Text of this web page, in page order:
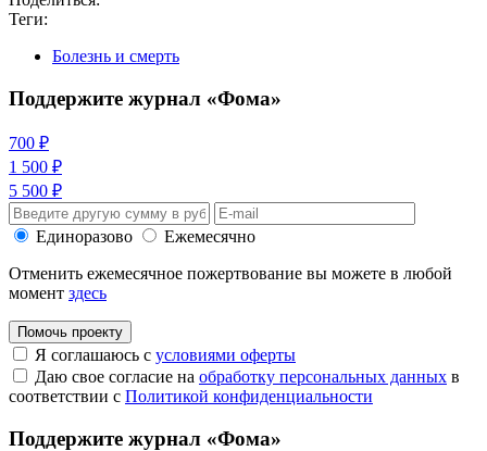
Теги:
Болезнь и смерть
Поддержите журнал «Фома»
700 ₽
1 500 ₽
5 500 ₽
Единоразово
Ежемесячно
Отменить ежемесячное пожертвование вы можете в любой
момент здесь
Помочь проекту
Я соглашаюсь с условиями оферты
Даю свое согласие на обработку персональных данных в
соответствии с Политикой конфиденциальности
Поддержите журнал «Фома»